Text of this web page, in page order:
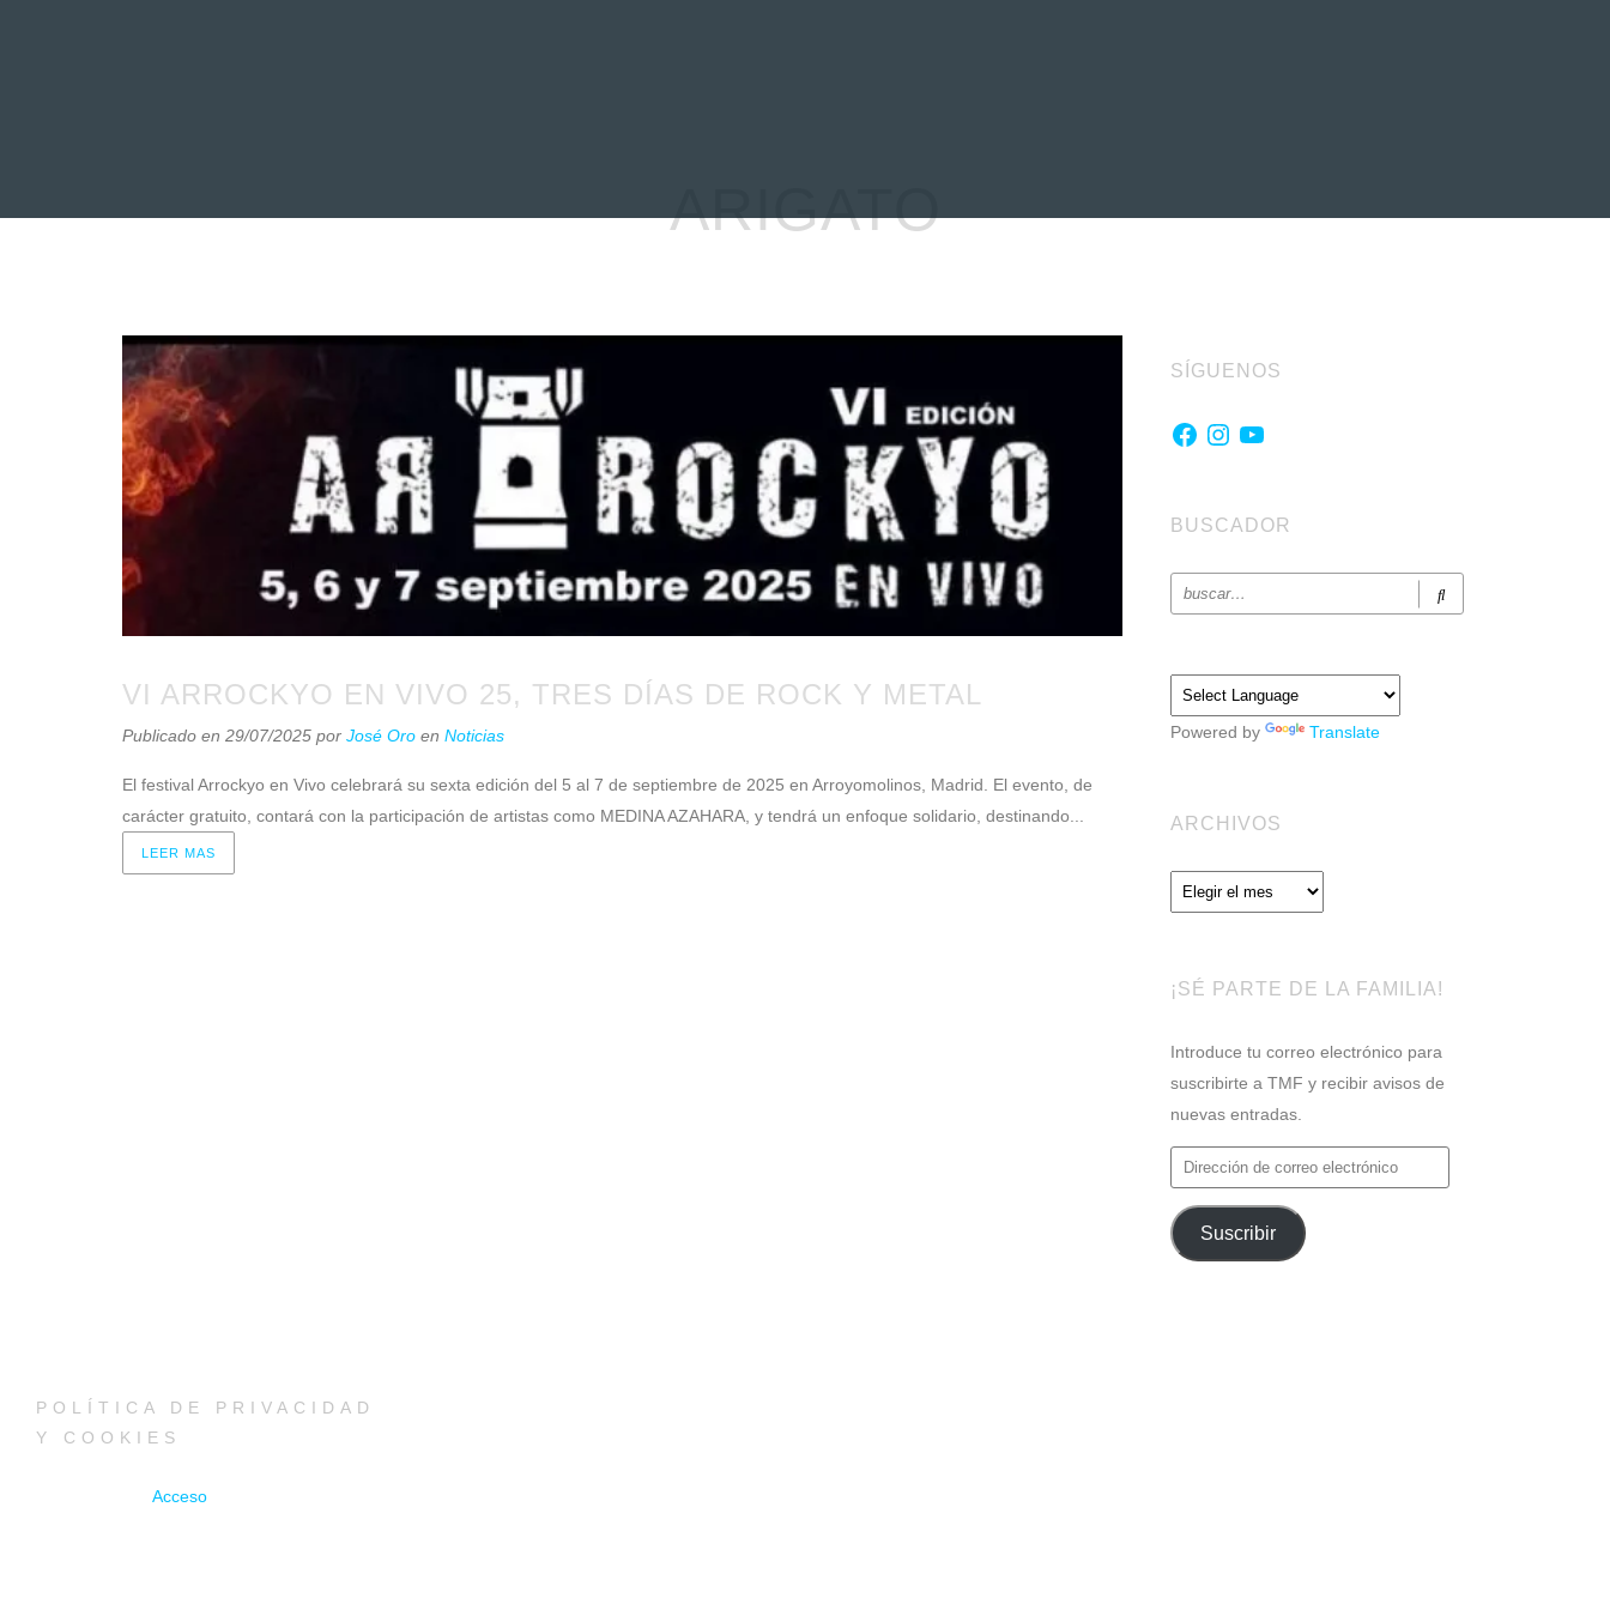
ARIGATO
VI ARROCKYO EN VIVO 25, TRES DÍAS DE ROCK Y METAL
Publicado en 29/07/2025 por José Oro en Noticias
El festival Arrockyo en Vivo celebrará su sexta edición del 5 al 7 de septiembre de 2025 en Arroyomolinos, Madrid. El evento, de
carácter gratuito, contará con la participación de artistas como MEDINA AZAHARA, y tendrá un enfoque solidario, destinando...
LEER MAS
SÍGUENOS
Facebook
Instagram
YouTube
BUSCADOR
Powered by Translate
ARCHIVOS
Archivos
¡SÉ PARTE DE LA FAMILIA!
Introduce tu correo electrónico para
suscribirte a TMF y recibir avisos de
nuevas entradas.
Dirección
de
correo
electrónico
Suscribir
POLÍTICA DE PRIVACIDAD
Y COOKIES
Acceso